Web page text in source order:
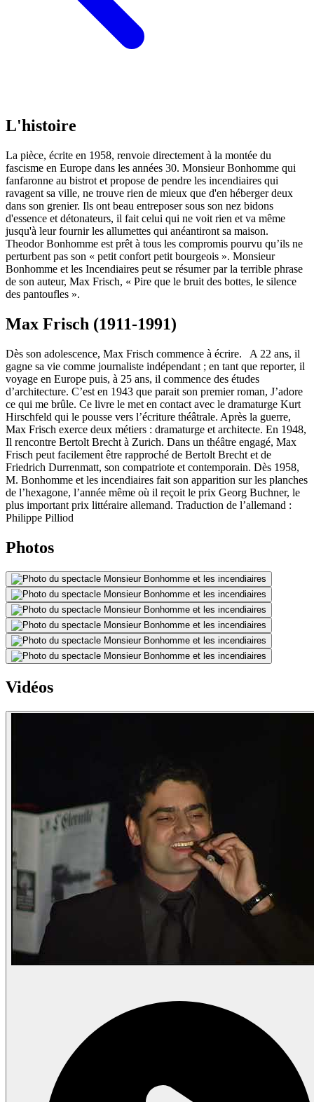
L'histoire
La pièce, écrite en 1958, renvoie directement à la montée du
fascisme en Europe dans les années 30. Monsieur Bonhomme qui
fanfaronne au bistrot et propose de pendre les incendiaires qui
ravagent sa ville, ne trouve rien de mieux que d'en héberger deux
dans son grenier. Ils ont beau entreposer sous son nez bidons
d'essence et détonateurs, il fait celui qui ne voit rien et va même
jusqu'à leur fournir les allumettes qui anéantiront sa maison.
Theodor Bonhomme est prêt à tous les compromis pourvu qu’ils ne
perturbent pas son « petit confort petit bourgeois ». Monsieur
Bonhomme et les Incendiaires peut se résumer par la terrible phrase
de son auteur, Max Frisch, « Pire que le bruit des bottes, le silence
des pantoufles ».
Max Frisch (1911-1991)
Dès son adolescence, Max Frisch commence à écrire. A 22 ans, il
gagne sa vie comme journaliste indépendant ; en tant que reporter, il
voyage en Europe puis, à 25 ans, il commence des études
d’architecture. C’est en 1943 que parait son premier roman, J’adore
ce qui me brûle. Ce livre le met en contact avec le dramaturge Kurt
Hirschfeld qui le pousse vers l’écriture théâtrale. Après la guerre,
Max Frisch exerce deux métiers : dramaturge et architecte. En 1948,
Il rencontre Bertolt Brecht à Zurich. Dans un théâtre engagé, Max
Frisch peut facilement être rapproché de Bertolt Brecht et de
Friedrich Durrenmatt, son compatriote et contemporain. Dès 1958,
M. Bonhomme et les incendiaires fait son apparition sur les planches
de l’hexagone, l’année même où il reçoit le prix Georg Buchner, le
plus important prix littéraire allemand. Traduction de l’allemand :
Philippe Pilliod
Photos
Vidéos